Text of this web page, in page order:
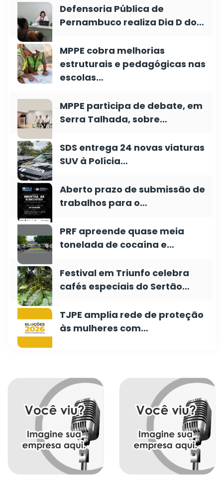
Defensoria Pública de
Pernambuco realiza Dia D do…
MPPE cobra melhorias
estruturais e pedagógicas nas
escolas…
MPPE participa de debate, em
Serra Talhada, sobre…
SDS entrega 24 novas viaturas
SUV à Polícia…
Aberto prazo de submissão de
trabalhos para o…
PRF apreende quase meia
tonelada de cocaína e…
Festival em Triunfo celebra
cafés especiais do Sertão…
TJPE amplia rede de proteção
às mulheres com…